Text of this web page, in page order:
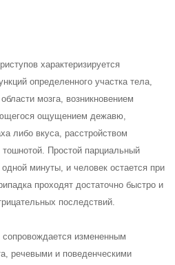
характеризируется
определенного участка тела,
мозга, возникновением
ощущением дежавю,
либо вкуса, расстройством
Простой парциальный
минуты, и человек остается при
проходят достаточно быстро и
последствий.
измененным
речевыми и поведенческими